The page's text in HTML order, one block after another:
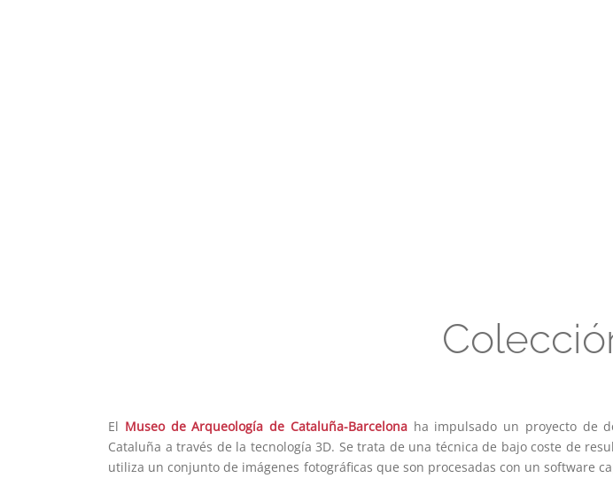
El Museo de Arqueología de Cataluña-Barcelonaha impulsado un proyecto de
Cataluña a través de la tecnología 3D. Se trata de una técnica de bajo coste de
utiliza un conjunto de imágenes fotográficas que son procesadas con un software